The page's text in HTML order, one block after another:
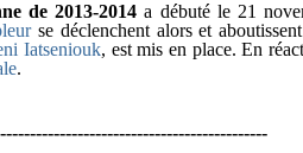
de 2013-2014 a débuté le 21
se déclenchent alors et
Iatseniouk, est mis en place. En
.